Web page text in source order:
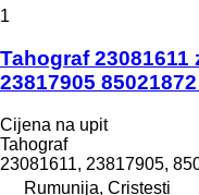
1
Tahograf 23081611
23817905
Cijena na upit
Tahograf
23081611, 23817905,
Rumunija, Cristesti